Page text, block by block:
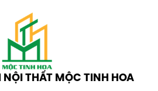
THẤT MỘC TINH HOA